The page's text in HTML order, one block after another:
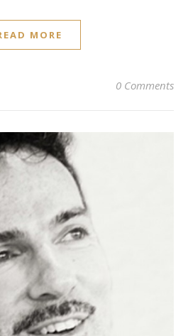
MORE
0 Comments